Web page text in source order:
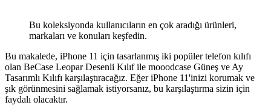
Bu koleksiyonda kullanıcıların en çok aradığı ürünleri,
markaları ve konuları keşfedin.
Bu makalede, iPhone 11 için tasarlanmış iki popüler telefon kılıfı
olan BeCase Leopar Desenli Kılıf ile mooodcase Güneş ve Ay
Tasarımlı Kılıfı karşılaştıracağız. Eğer iPhone 11'inizi korumak ve
şık görünmesini sağlamak istiyorsanız, bu karşılaştırma sizin için
faydalı olacaktır.